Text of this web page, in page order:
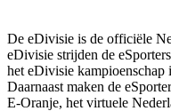
De eDivisie is de officiële
eDivisie strijden de
het eDivisie
Daarnaast maken de
E-Oranje, het virtuele